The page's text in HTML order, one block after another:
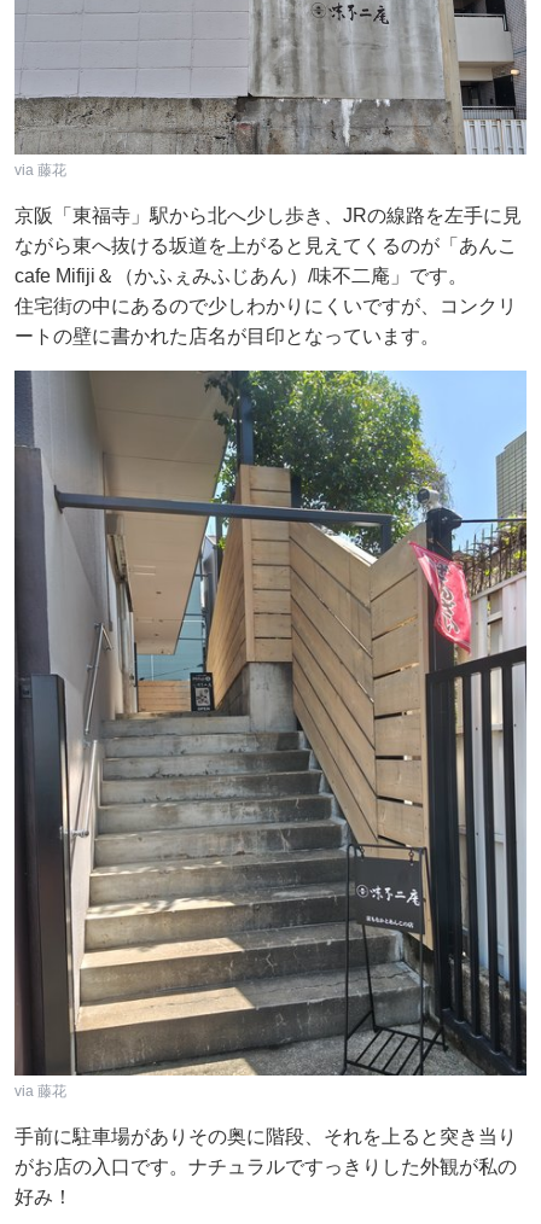
via 藤花
京阪「東福寺」駅から北へ少し歩き、JRの線路を左手に見
ながら東へ抜ける坂道を上がると見えてくるのが「あんこ
cafe Mifiji＆（かふぇみふじあん）/味不二庵」です。
住宅街の中にあるので少しわかりにくいですが、コンクリ
ートの壁に書かれた店名が目印となっています。
via 藤花
手前に駐車場がありその奥に階段、それを上ると突き当り
がお店の入口です。ナチュラルですっきりした外観が私の
好み！